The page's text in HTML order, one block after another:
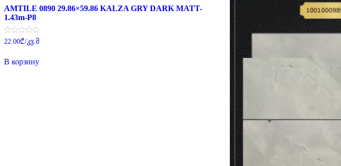
AMTILE 0890 29.86×59.86 KALZA GRY DARK MATT-
1.43m-P8
Оценка
0
5
22.00₾/კვ.მ
В корзину